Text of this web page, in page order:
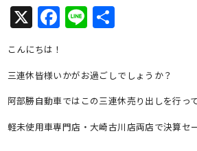
X Facebook
Line共
こんにちは！
三連休皆様いかがお過ごしでしょうか？
阿部勝自動車ではこの三連休売り出しを行っ
軽未使用車専門店・大崎古川店両店で決算セ